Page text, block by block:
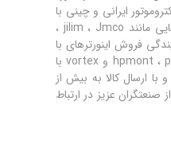
ایرانی و چینی با
کیفیت و قیمت مناسب ( برندهایی مانند jilim ، Jmco ،
فروش اینورترهای با
کیفیت ( برندهایی مانند hpmont ، pentax و vortex با
با ارسال کالا به بیش از
صنعتگران عزیز در ارتباط